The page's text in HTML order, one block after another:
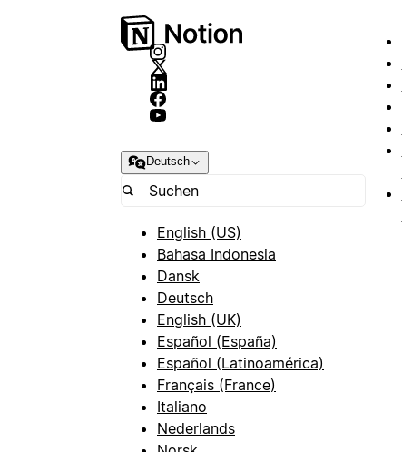
Deutsch
English (US)
Bahasa Indonesia
Dansk
Deutsch
English (UK)
Español (España)
Español (Latinoamérica)
Français (France)
Italiano
Nederlands